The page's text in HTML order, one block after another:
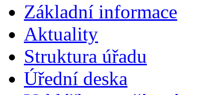
Základní informace
Aktuality
Struktura úřadu
Úřední deska